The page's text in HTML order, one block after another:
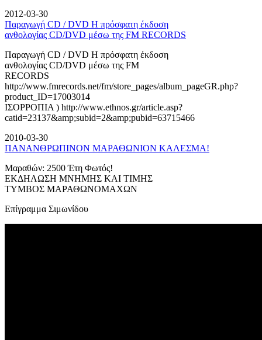
2012-03-30
Παραγωγή CD / DVD Η πρόσφατη έκδοση
ανθολογίας CD/DVD μέσω της FM RECORDS
Παραγωγή CD / DVD Η πρόσφατη έκδοση
ανθολογίας CD/DVD μέσω της FM
RECORDS
http://www.fmrecords.net/fm/store_pages/album_pageGR.php?
product_ID=17003014
ΙΣΟΡΡΟΠΙΑ ) http://www.ethnos.gr/article.asp?
catid=23137&amp;subid=2&amp;pubid=63715466
2010-03-30
ΠΑΝΑΝΘΡΩΠΙΝΟΝ ΜΑΡΑΘΩΝΙΟΝ ΚΑΛΕΣΜΑ!
Μαραθών: 2500 Έτη Φωτός!
ΕΚΔΗΛΩΣΗ ΜΝΗΜΗΣ ΚΑΙ ΤΙΜΗΣ
ΤΥΜΒΟΣ ΜΑΡΑΘΩΝΟΜΑΧΩΝ
Επίγραμμα Σιμωνίδου